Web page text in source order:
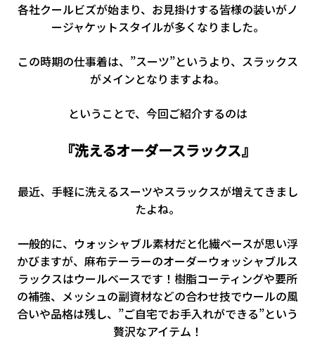
各社クールビズが始まり、お見掛けする皆様の装いがノ
ージャケットスタイルが多くなりました。
この時期の仕事着は、”スーツ”というより、スラックス
がメインとなりますよね。
ということで、今回ご紹介するのは
『洗えるオーダースラックス』
最近、手軽に洗えるスーツやスラックスが増えてきまし
たよね。
一般的に、ウォッシャブル素材だと化繊ベースが思い浮
かびますが、麻布テーラーのオーダーウォッシャブルス
ラックスはウールベースです！樹脂コーティングや要所
の補強、メッシュの副資材などの合わせ技でウールの風
合いや品格は残し、”ご自宅でお手入れができる”という
贅沢なアイテム！